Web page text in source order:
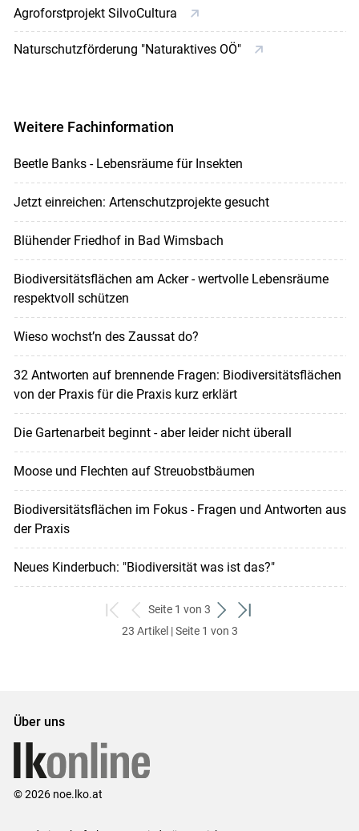
Agroforstprojekt SilvoCultura
Naturschutzförderung "Naturaktives OÖ"
Weitere Fachinformation
Beetle Banks - Lebensräume für Insekten
Jetzt einreichen: Artenschutzprojekte gesucht
Blühender Friedhof in Bad Wimsbach
Biodiversitätsflächen am Acker - wertvolle Lebensräume
respektvoll schützen
Wieso wochst’n des Zaussat do?
32 Antworten auf brennende Fragen: Biodiversitätsflächen
von der Praxis für die Praxis kurz erklärt
Die Gartenarbeit beginnt - aber leider nicht überall
Moose und Flechten auf Streuobstbäumen
Biodiversitätsflächen im Fokus - Fragen und Antworten aus
der Praxis
Neues Kinderbuch: "Biodiversität was ist das?"
zum
ersten
zurück
zum
Seite 1 von 3
weiter
zum
zum
23 Artikel | Seite 1 von 3
Über uns
© 2026 noe.lko.at